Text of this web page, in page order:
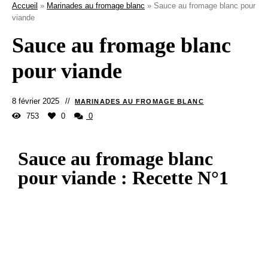
Accueil » Marinades au fromage blanc » Sauce au fromage blanc pour
viande
Sauce au fromage blanc
pour viande
8 février 2025 MARINADES AU FROMAGE BLANC
753 0 0
Sauce au fromage blanc
pour viande : Recette N°1